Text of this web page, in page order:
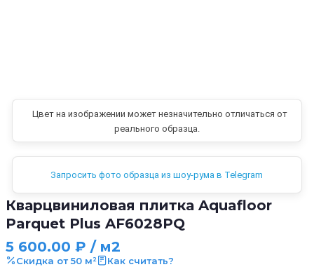
Цвет на изображении может незначительно отличаться от
реального образца.
Запросить фото образца из шоу-рума в Telegram
Кварцвиниловая плитка Aquafloor
Parquet Plus AF6028PQ
5 600.00 ₽ / м2
Скидка от 50 м² Как считать?